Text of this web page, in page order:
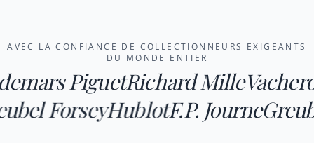
AVEC LA CONFIANCE DE COLLECTIONNEURS EXIGEANTS
DU MONDE ENTIER
PiguetRichard MilleVacheron
Greubel ForseyHublotF.P. Journe